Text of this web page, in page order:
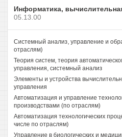
Информатика,
05.13.00
Системный анализ, управление и
отраслям)
Теория систем, теория
управления, системный анализ
Элементы и устройства
управления
Автоматизация и управление
производствами (по отраслям)
Автоматизация технологических
числе по отраслям)
Управление в биологических и